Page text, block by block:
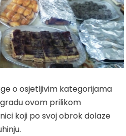
o osjetljivim kategorijama
ovom prilikom
koji po svoj obrok dolaze